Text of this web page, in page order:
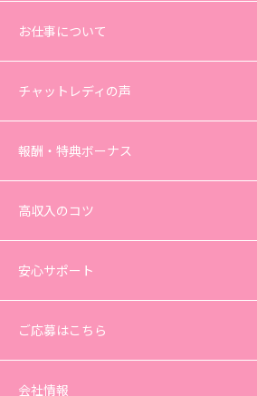
お仕事について
チャットレディの声
報酬・特典ボーナス
高収入のコツ
安心サポート
ご応募はこちら
会社情報